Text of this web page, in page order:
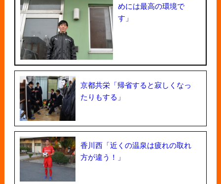
めには最高の環境で
す」
京都共栄「帰省すると寂しくなっ
たりもする」
香川西「近くの温泉は疲れの取れ
方が違う！」